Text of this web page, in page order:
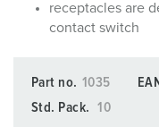
receptacles are
contact switch
Part no. 1035 EAN
Std. Pack.
10